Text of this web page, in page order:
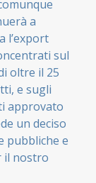
a
l’export
sul
oltre il 25
e sugli
approvato
un deciso
pubbliche e
il nostro